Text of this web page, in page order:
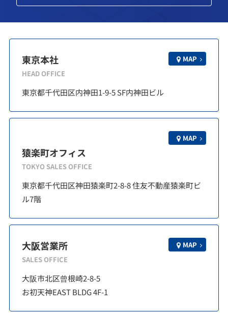
東京本社
HEAD OFFICE
MAP
東京都千代田区内神田1-9-5 SF内神田ビル
猿楽町オフィス
TOKYO SALES OFFICE
MAP
東京都千代田区神田猿楽町2-8-8 住友不動産猿楽町ビ
ル7階
大阪営業所
SALES OFFICE
MAP
大阪市北区曾根崎2-8-5
お初天神EAST BLDG 4F-1